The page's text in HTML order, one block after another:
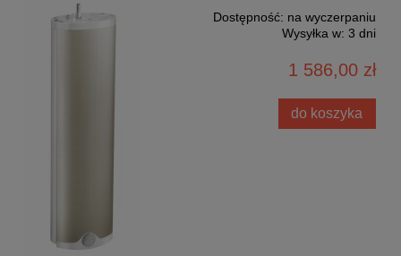
Dostępność: na wyczerpaniu
Wysyłka w: 3 dni
1 586,00 zł
do koszyka